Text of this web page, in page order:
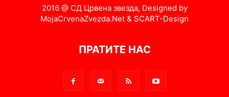
2016 @ СД Црвена звезда, Designed by
MojaCrvenaZvezda.Net & SCART-Design
ПРАТИТЕ НАС